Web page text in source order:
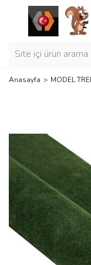
Anasayfa MODEL